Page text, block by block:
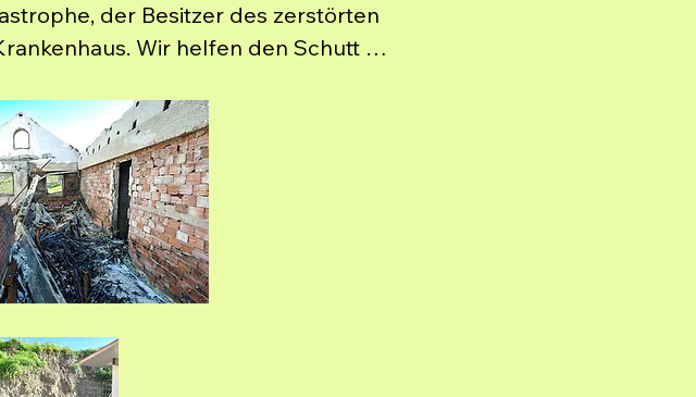
der Besitzer des zerstörten
Wir helfen den Schutt
kleinem Erdrutsch. Unser